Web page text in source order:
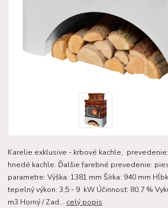
Karelie exklusive - krbové kachle,
hnedé kachle. Ďalšie farebné prevedenie:
parametre: Výška: 1381 mm Šírka: 940 mm
tepelný výkon: 3,5 - 9 kW Účinnosť: 80,7 %
m3 Horný / Zad... celý popis